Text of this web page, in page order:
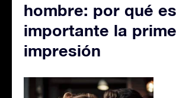
hombre: por qué es
importante la
impresión